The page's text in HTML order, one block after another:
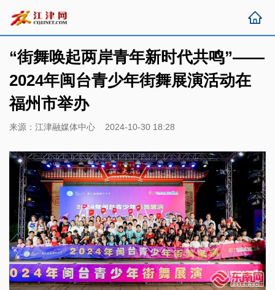
“街舞唤起两岸青年新时代共鸣”——
2024年闽台青少年街舞展演活动在
福州市举办
来源：江津融媒体中心 2024-10-30 18:28